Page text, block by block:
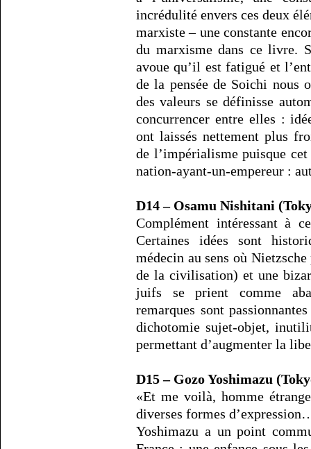
incrédulité envers ces deux
marxiste – une constante
du marxisme dans ce livre.
avoue qu’il est fatigué et
de la pensée de Soichi nous
des valeurs se définisse
concurrencer entre elles :
ont laissés nettement plus
de l’impérialisme puisque
nation-ayant-un-empereur :
D14 – Osamu Nishitani
Complément intéressant à
Certaines idées sont
médecin au sens où
de la civilisation) et une
juifs se prient comme
remarques sont
dichotomie sujet-objet,
permettant d’augmenter la
D15 – Gozo Yoshimazu
«Et me voilà, homme
diverses formes
Yoshimazu a un point